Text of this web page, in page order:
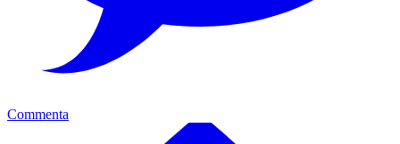
Commenta